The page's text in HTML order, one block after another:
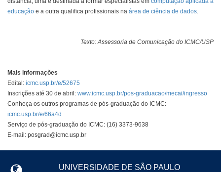
educação e a outra qualifica profissionais na área de ciência de dados
Texto: Assessoria de Comunicação do ICMC/USP
Mais informações
Edital: icmc.usp.br/e/52675
Inscrições até 30 de abril: www.icmc.usp.br/pos-graduacao/mecai/ingresso
Conheça os outros programas de pós-graduação do ICMC:
icmc.usp.br/e/66a4d
Serviço de pós-graduação do ICMC: (16) 3373-9638
E-mail: posgrad@icmc.usp.br
UNIVERSIDADE DE SÃO PAULO